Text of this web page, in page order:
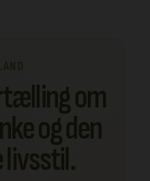
om
og den
livsstil.